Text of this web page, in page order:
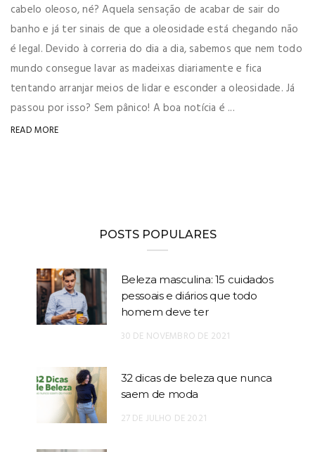
cabelo oleoso, né? Aquela sensação de acabar de sair do
banho e já ter sinais de que a oleosidade está chegando não
é legal. Devido à correria do dia a dia, sabemos que nem todo
mundo consegue lavar as madeixas diariamente e fica
tentando arranjar meios de lidar e esconder a oleosidade. Já
passou por isso? Sem pânico! A boa notícia é ...
READ MORE
POSTS POPULARES
Beleza masculina: 15 cuidados
pessoais e diários que todo
homem deve ter
30 DE NOVEMBRO DE 2021
32 dicas de beleza que nunca
saem de moda
27 DE JULHO DE 2021